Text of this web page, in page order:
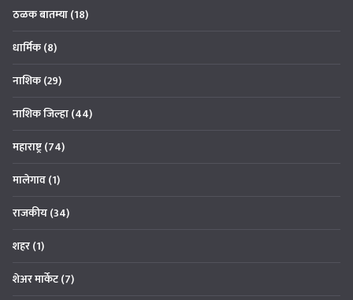
ठळक बातम्या(18)
धार्मिक(8)
नाशिक(29)
नाशिक जिल्हा(44)
महाराष्ट्र(74)
मालेगाव(1)
राजकीय(34)
शहर(1)
शेअर मार्केट(7)